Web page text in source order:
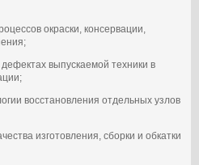
окраски, консервации,
выпускаемой техники в
восстановления отдельных узлов
изготовления, сборки и обкатки